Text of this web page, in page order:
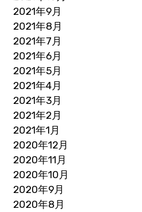
2021年9月
2021年8月
2021年7月
2021年6月
2021年5月
2021年4月
2021年3月
2021年2月
2021年1月
2020年12月
2020年11月
2020年10月
2020年9月
2020年8月